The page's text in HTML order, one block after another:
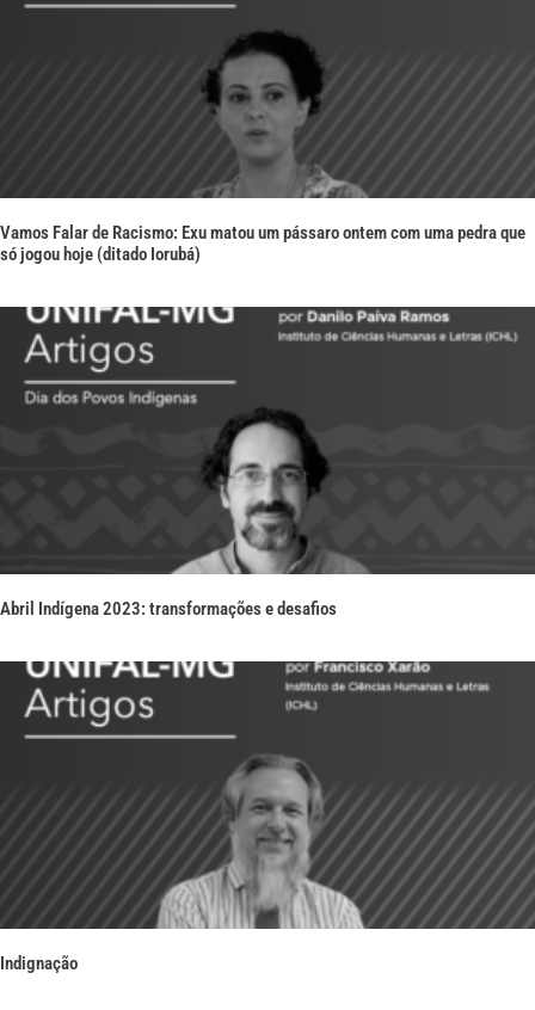
Vamos Falar de Racismo: Exu matou um pássaro ontem com uma pedra que
só jogou hoje (ditado Iorubá)
Abril Indígena 2023: transformações e desafios
Indignação